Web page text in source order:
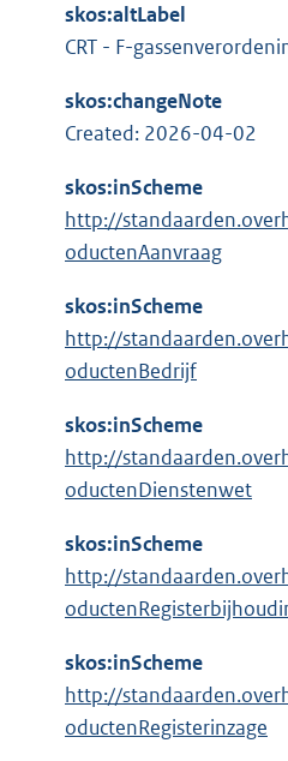
l
n
k
e
r
n
e
i
n
k
skos:altLabel
CRT - F-
skos:changeNote
Created: 2026-04-02
skos:inScheme
http://
oductenAanvraag
skos:inScheme
http://
oductenBedrijf
skos:inScheme
http://
oductenDienstenwet
skos:inScheme
http://
skos:inScheme
http://
oductenRegisterinzage